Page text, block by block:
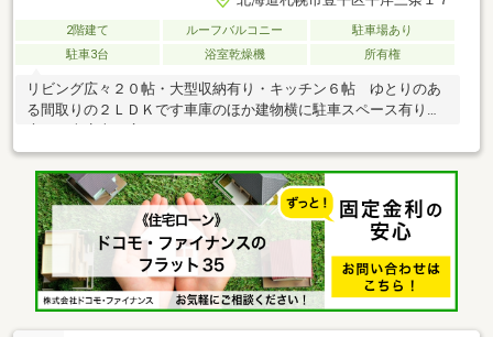
2階建て ルーフバルコニー
駐車場あり
駐車3台
浴室乾燥機 所有権
リビング広々２０帖・大型収納有り・キッチン６帖 ゆとりのあ
る間取りの２ＬＤＫです車庫のほか建物横に駐車スペース有り